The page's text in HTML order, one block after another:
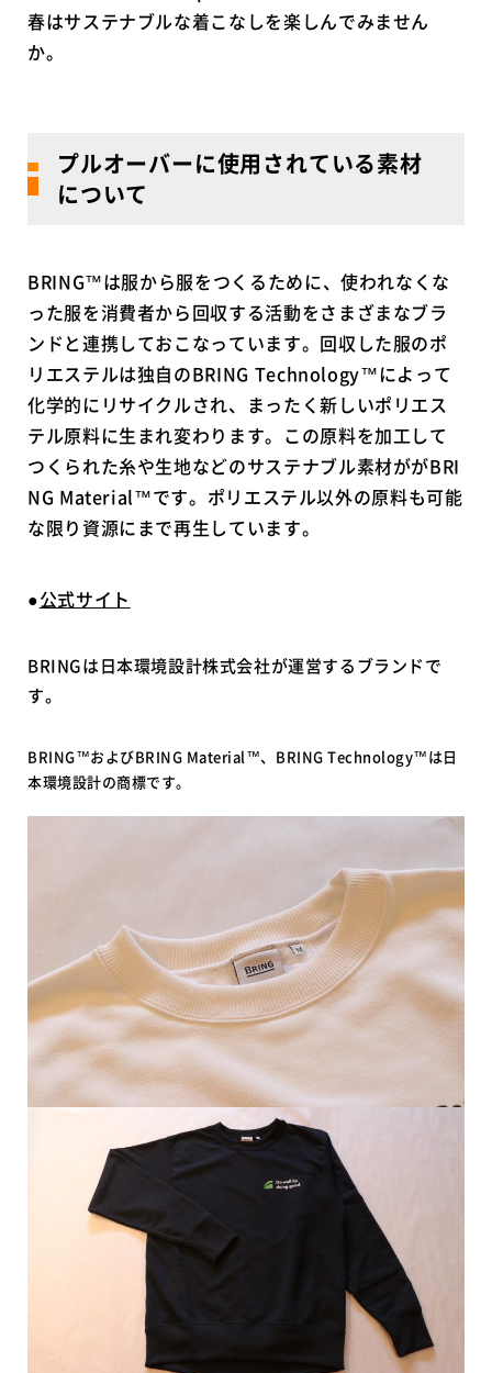
春はサステナブルな着こなしを楽しんでみません
か。
プルオーバーに使用されている素材
について
BRING™は服から服をつくるために、使われなくな
った服を消費者から回収する活動をさまざまなブラ
ンドと連携しておこなっています。回収した服のポ
リエステルは独自のBRING Technology™によって
化学的にリサイクルされ、まったく新しいポリエス
テル原料に生まれ変わります。この原料を加工して
つくられた糸や生地などのサステナブル素材ががBRI
NG Material™です。ポリエステル以外の原料も可能
な限り資源にまで再生しています。
●公式サイト
BRINGは日本環境設計株式会社が運営するブランドで
す。
BRING™およびBRING Material™、BRING Technology™は日
本環境設計の商標です。